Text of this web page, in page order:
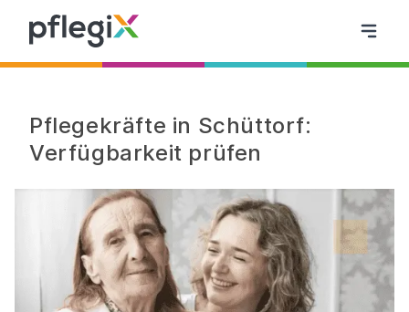
Pflegekräfte in Schüttorf:
Verfügbarkeit prüfen